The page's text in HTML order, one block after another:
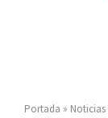
Portada » Noticias